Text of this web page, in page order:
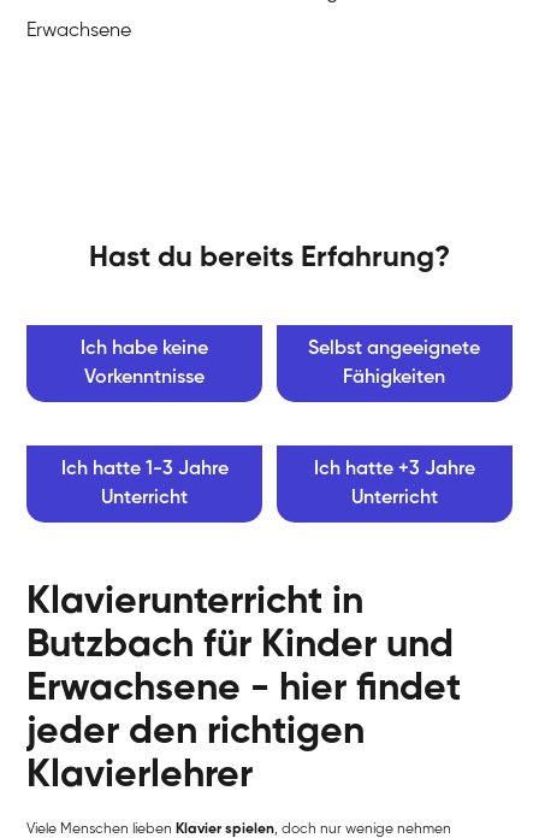
Erwachsene
Hast du bereits Erfahrung?
Ich habe keine
Vorkenntnisse
Selbst angeeignete
Fähigkeiten
Ich hatte 1-3 Jahre
Unterricht
Ich hatte +3 Jahre
Unterricht
Klavierunterricht in
Butzbach für Kinder und
Erwachsene - hier findet
jeder den richtigen
Klavierlehrer
Viele Menschen lieben Klavier spielen, doch nur wenige nehmen